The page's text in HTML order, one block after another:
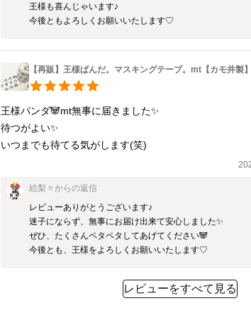
王様も喜んじゃいます♪
今後ともよろしくお願いいたします♡
【再販】王様ぱんだ。マスキングテープ。mt【カモ井製】
王様パンダ🐼mt無事に届きました✨
待つがよい✨
いつまでも待てる気がします(笑)
絵梨々からの返信
レビューありがとうございます♪
迷子にならず、無事にお届け出来て安心しました✨
ぜひ、たくさんペタペタしてあげてください🐼
今後とも、王様をよろしくお願いいたします♡
レビューをすべて見る